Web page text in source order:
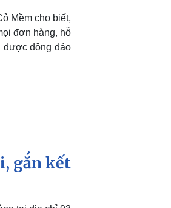
Mềm cho biết,
đơn hàng, hỗ
được đông đảo
gắn kết